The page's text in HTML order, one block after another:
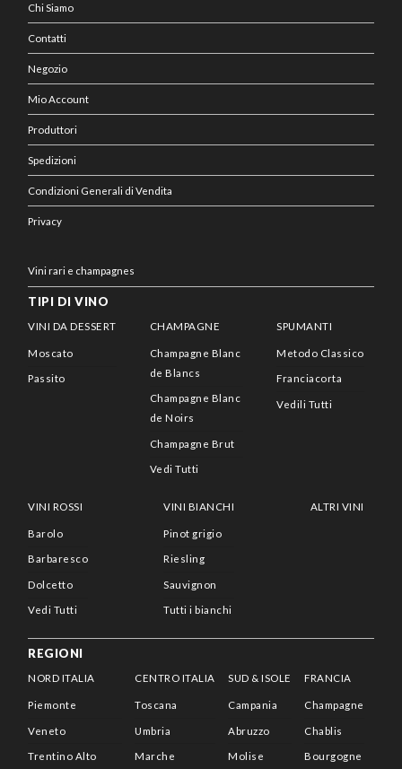
Chi Siamo
Contatti
Negozio
Mio Account
Produttori
Spedizioni
Condizioni Generali di Vendita
Privacy
Vini rari e champagnes
TIPI DI VINO
VINI DA DESSERT
Moscato
Passito
CHAMPAGNE
Champagne Blanc
de Blancs
Champagne Blanc
de Noirs
Champagne Brut
Vedi Tutti
SPUMANTI
Metodo Classico
Franciacorta
Vedili Tutti
VINI ROSSI
Barolo
Barbaresco
Dolcetto
Vedi Tutti
VINI BIANCHI
Pinot grigio
Riesling
Sauvignon
Tutti i bianchi
ALTRI VINI
REGIONI
NORD ITALIA
Piemonte
Veneto
Trentino Alto
CENTRO ITALIA
Toscana
Umbria
Marche
SUD & ISOLE
Campania
Abruzzo
Molise
FRANCIA
Champagne
Chablis
Bourgogne